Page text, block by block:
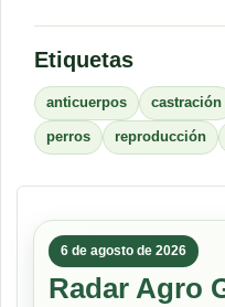
Etiquetas
anticuerpos castración
perros reproducción
6 de agosto de 2026
Radar Agro